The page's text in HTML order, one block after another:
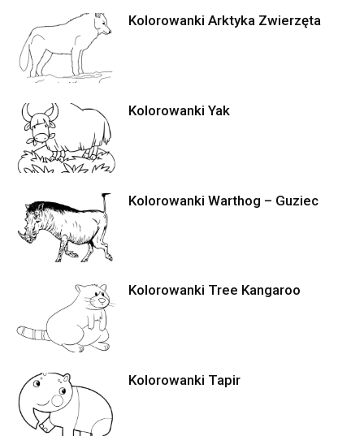
Kolorowanki Arktyka Zwierzęta
Kolorowanki Yak
Kolorowanki Warthog – Guziec
Kolorowanki Tree Kangaroo
Kolorowanki Tapir